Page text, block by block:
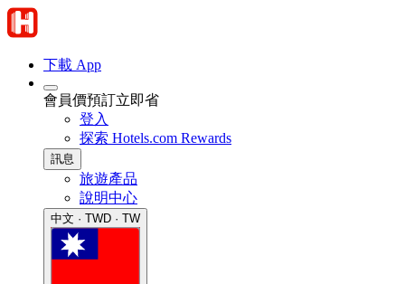
下載 App
會員價預訂立即省
登入
探索 Hotels.com Rewards
訊息
旅遊產品
說明中心
中文 · TWD · TW